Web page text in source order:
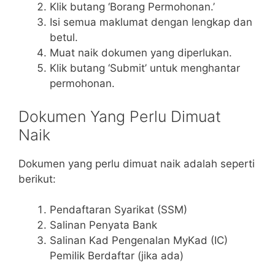
Klik butang ‘Borang Permohonan.’
Isi semua maklumat dengan lengkap dan
betul.
Muat naik dokumen yang diperlukan.
Klik butang ‘Submit’ untuk menghantar
permohonan.
Dokumen Yang Perlu Dimuat
Naik
Dokumen yang perlu dimuat naik adalah seperti
berikut:
Pendaftaran Syarikat (SSM)
Salinan Penyata Bank
Salinan Kad Pengenalan MyKad (IC)
Pemilik Berdaftar (jika ada)